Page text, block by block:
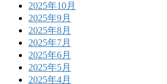
2025年10月
2025年9月
2025年8月
2025年7月
2025年6月
2025年5月
2025年4月